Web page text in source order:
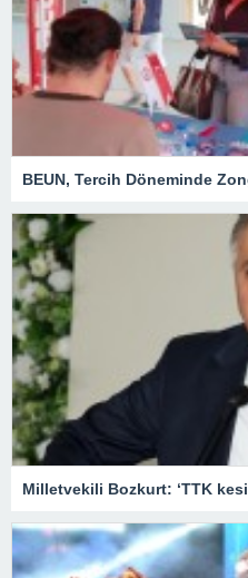
Milletvekili Bozkurt: ‘TTK